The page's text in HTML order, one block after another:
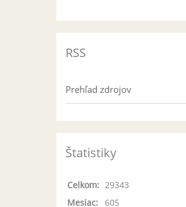
RSS
Prehľad zdrojov
Štatistiky
Celkom: 29343
Mesiac:
605